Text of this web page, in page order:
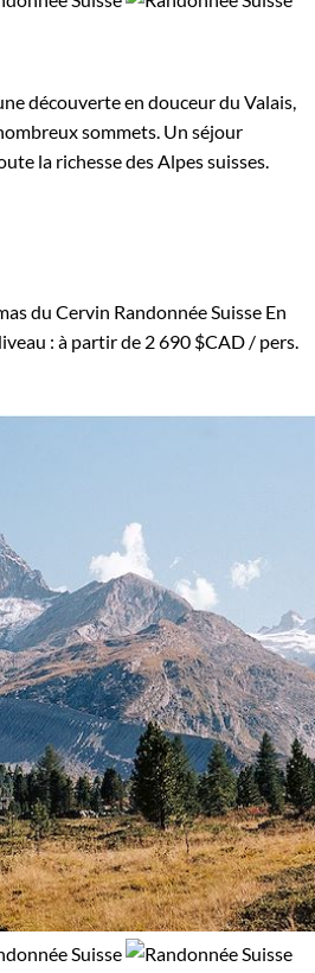
découverte en douceur du Valais,
sommets. Un séjour
la richesse des Alpes suisses.
du Cervin Randonnée Suisse En
: à partir de 2 690 $CAD / pers.